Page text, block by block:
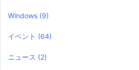
Windows (9)
イベント (64)
ニュース (2)